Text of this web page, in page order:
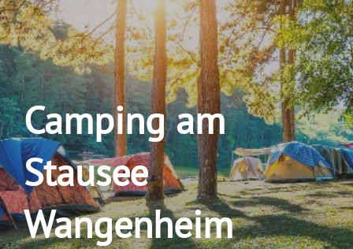
Camping am
Stausee
Wangenheim